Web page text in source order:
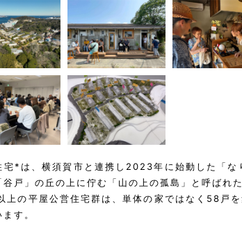
宅*は、横須賀市と連携し2023年に始動した「
谷戸」の丘の上に佇む「山の上の孤島」と呼ばれ
上の平屋公営住宅群は、単体の家ではなく58戸
す。